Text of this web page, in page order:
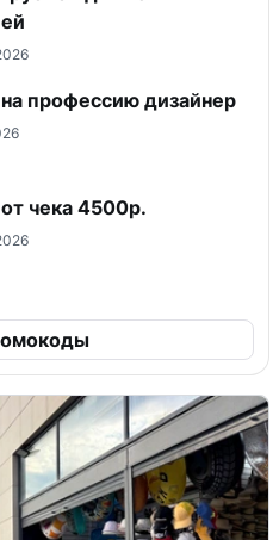
профессию дизайнер
чека 4500р.